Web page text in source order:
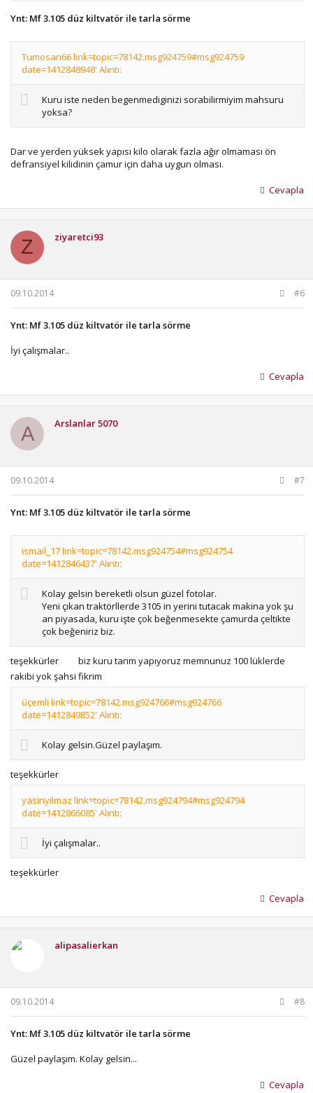
Ynt: Mf 3.105 düz kiltvatör ile tarla sörme
Tumosan66 link=topic=78142.msg924759#msg924759
date=1412848948' Alıntı:
Kuru iste neden begenmediginizi sorabilirmiyim mahsuru
yoksa?
Dar ve yerden yüksek yapısı kilo olarak fazla ağır olmaması ön
defransiyel kilidinin çamur için daha uygun olması.
Cevapla
Z ziyaretci93
09.10.2014 #6
Ynt: Mf 3.105 düz kiltvatör ile tarla sörme
İyi çalışmalar..
Cevapla
A Arslanlar 5070
09.10.2014 #7
Ynt: Mf 3.105 düz kiltvatör ile tarla sörme
ismail_17 link=topic=78142.msg924754#msg924754
date=1412846437' Alıntı:
Kolay gelsin bereketli olsun güzel fotolar.
Yeni çıkan traktörllerde 3105 in yerini tutacak makina yok şu
an piyasada, kuru işte çok beğenmesekte çamurda çeltikte
çok beğeniriz biz.
teşekkürler
biz kuru tarım yapıyoruz memnunuz 100 lüklerde
rakibi yok şahsi fikrim
üçemli link=topic=78142.msg924766#msg924766
date=1412849852' Alıntı:
Kolay gelsin.Güzel paylaşım.
teşekkürler
yasinyilmaz link=topic=78142.msg924794#msg924794
date=1412866085' Alıntı:
İyi çalışmalar..
teşekkürler
Cevapla
alipasalierkan
09.10.2014 #8
Ynt: Mf 3.105 düz kiltvatör ile tarla sörme
Güzel paylaşım. Kolay gelsin...
Cevapla